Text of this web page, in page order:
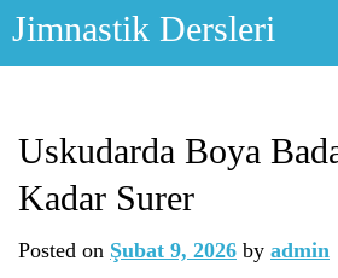
Skip
Jimnastik Dersleri
Uskudarda Boya
Kadar Surer
Posted on Şubat 9, 2026 by admin